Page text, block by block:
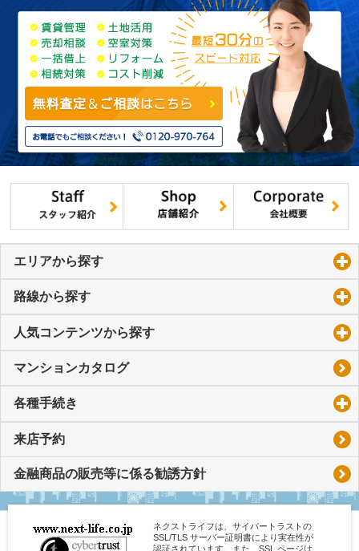
エリアから探す
路線から探す
人気コンテンツから探す
マンションカタログ
各種手続き
来店予約
金融商品の販売等に係る勧誘方針
ネクストライフは、サイバートラストの
SSL/TLS サーバー証明書により実在性が
認証されています。また、SSL ページは